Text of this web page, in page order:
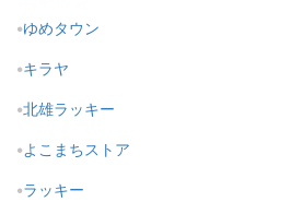
ゆめタウン
キラヤ
北雄ラッキー
よこまちストア
ラッキー